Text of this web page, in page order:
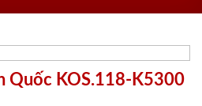
Quốc KOS.118-K5300